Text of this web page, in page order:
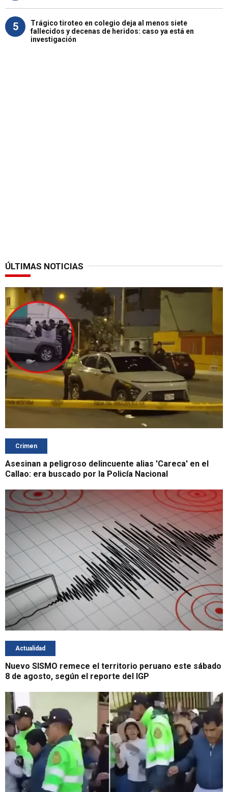
5
Trágico tiroteo en colegio deja al menos siete
fallecidos y decenas de heridos: caso ya está en
investigación
ÚLTIMAS NOTICIAS
Crimen
Asesinan a peligroso delincuente alias 'Careca' en el
Callao: era buscado por la Policía Nacional
Actualidad
Nuevo SISMO remece el territorio peruano este sábado
8 de agosto, según el reporte del IGP